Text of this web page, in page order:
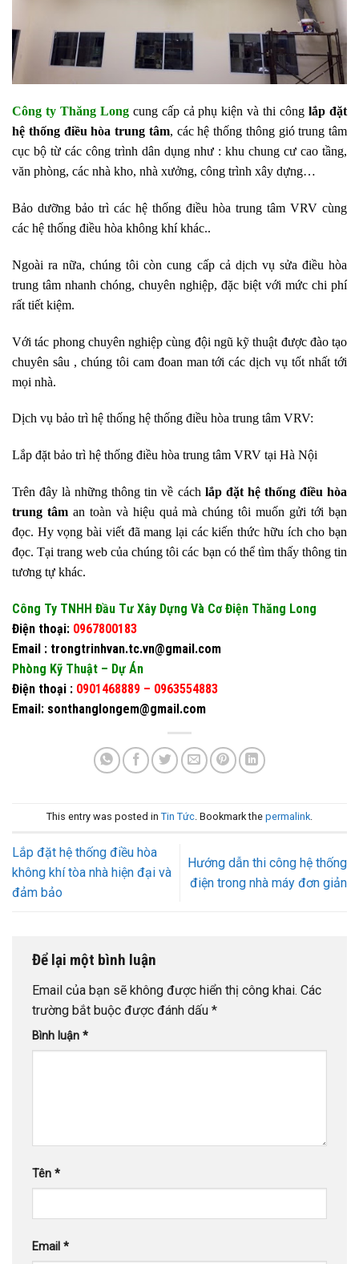
Công ty Thăng Long cung cấp cả phụ kiện và thi cônglắp đặt
hệ thống điều hòa trung tâm, các hệ thống thông gió trung tâm
cục bộ từ các công trình dân dụng như : khu chung cư cao tầng,
văn phòng, các nhà kho, nhà xưởng, công trình xây dựng…
Bảo dưỡng bảo trì các hệ thống điều hòa trung tâm VRV cùng
các hệ thống điều hòa không khí khác..
Ngoài ra nữa, chúng tôi còn cung cấp cả dịch vụ sửa điều hòa
trung tâm nhanh chóng, chuyên nghiệp, đặc biệt với mức chi phí
rất tiết kiệm.
Với tác phong chuyên nghiệp cùng đội ngũ kỹ thuật được đào tạo
chuyên sâu , chúng tôi cam đoan man tới các dịch vụ tốt nhất tới
mọi nhà.
Dịch vụ bảo trì hệ thống hệ thống điều hòa trung tâm VRV:
Lắp đặt bảo trì hệ thống điều hòa trung tâm VRV tại Hà Nội
Trên đây là những thông tin về cách lắp đặt hệ thống điều hòa
trung tâman toàn và hiệu quả mà chúng tôi muốn gửi tới bạn
đọc. Hy vọng bài viết đã mang lại các kiến thức hữu ích cho bạn
đọc. Tại trang web của chúng tôi các bạn có thể tìm thấy thông tin
tương tự khác.
Công Ty TNHH Đầu Tư Xây Dựng Và Cơ Điện Thăng Long
Điện thoại: 0967800183
Email : trongtrinhvan.tc.vn@gmail.com
Phòng Kỹ Thuật – Dự Án
Điện thoại : 0901468889 – 0963554883
Email: sonthanglongem@gmail.com
This entry was posted in Tin Tức. Bookmark the permalink.
Lắp đặt hệ thống điều hòa
không khí tòa nhà hiện đại và
đảm bảo
Hướng dẫn thi công hệ thống
điện trong nhà máy đơn giản
Để lại một bình luận
Email của bạn sẽ không được hiển thị công khai. Các
trường bắt buộc được đánh dấu *
Bình luận *
Tên *
Email *